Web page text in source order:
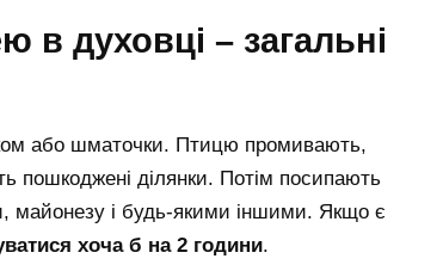
в духовці – загальні
або шматочки. Птицю промивають,
пошкоджені ділянки. Потім посипають
майонезу і будь-якими іншими. Якщо є
хоча б на 2 години.